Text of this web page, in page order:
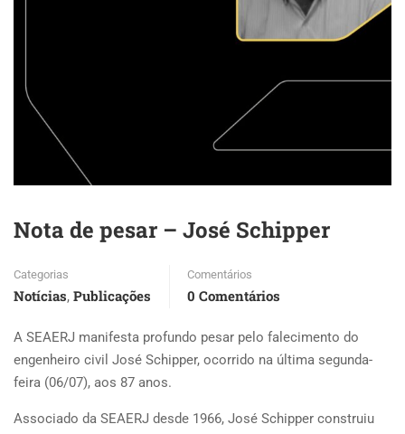
Nota de pesar – José Schipper
Categorias
Notícias, Publicações
Comentários
0 Comentários
A SEAERJ manifesta profundo pesar pelo falecimento do
engenheiro civil José Schipper, ocorrido na última segunda-
feira (06/07), aos 87 anos.
Associado da SEAERJ desde 1966, José Schipper construiu